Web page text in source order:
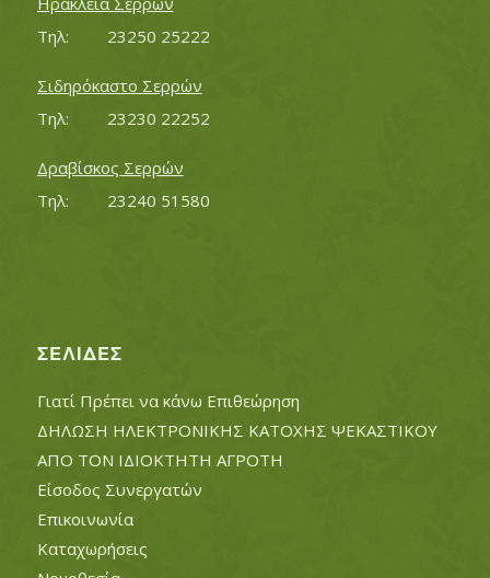
Τηλ:		23250 25222
Σιδηρόκαστο Σερρών
Τηλ:		23230 22252
Δραβίσκος Σερρών
Τηλ:		23240 51580
ΣΕΛΊΔΕΣ
Γιατί Πρέπει να κάνω Επιθεώρηση
ΔΗΛΩΣΗ ΗΛΕΚΤΡΟΝΙΚΗΣ ΚΑΤΟΧΗΣ ΨΕΚΑΣΤΙΚΟΥ
ΑΠΟ ΤΟΝ ΙΔΙΟΚΤΗΤΗ ΑΓΡΟΤΗ
Είσοδος Συνεργατών
Επικοινωνία
Καταχωρήσεις